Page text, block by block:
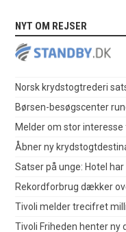
NYT OM REJSER
Norsk krydstogtrederi
Børsen-besøgscenter
Melder om stor
Åbner ny
Satser på unge: Hotel
Rekordforbrug dækker
Tivoli melder trecifret
Tivoli Friheden henter ny